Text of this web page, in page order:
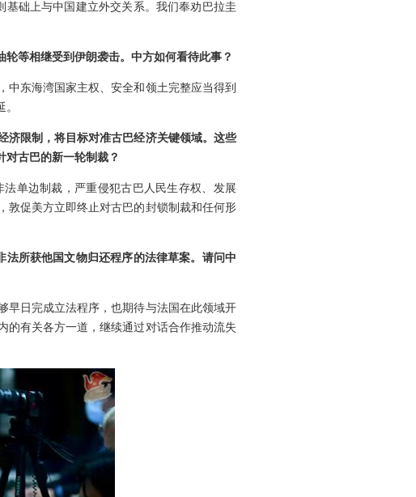
础上与中国建立外交关系。我们奉劝巴拉圭
等相继受到伊朗袭击。中方如何看待此事？
东海湾国家主权、安全和领土完整应当得到
济限制，将目标对准古巴经济关键领域。这些
对古巴的新一轮制裁？
单边制裁，严重侵犯古巴人民生存权、发展
敦促美方立即终止对古巴的封锁制裁和任何形
所获他国文物归还程序的法律草案。请问中
早日完成立法程序，也期待与法国在此领域开
的有关各方一道，继续通过对话合作推动流失